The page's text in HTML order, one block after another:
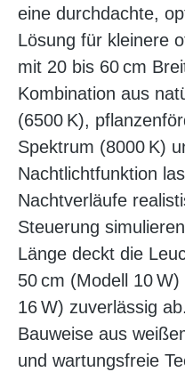
eine durchdachte,
Lösung für kleinere
mit 20 bis 60 cm
Kombination aus
(6500 K),
Spektrum (8000 K)
Nachtlichtfunktion
Nachtverläufe
Steuerung
Länge deckt die
50 cm (Modell 10 W)
16 W) zuverlässig
Bauweise aus
und wartungsfreie